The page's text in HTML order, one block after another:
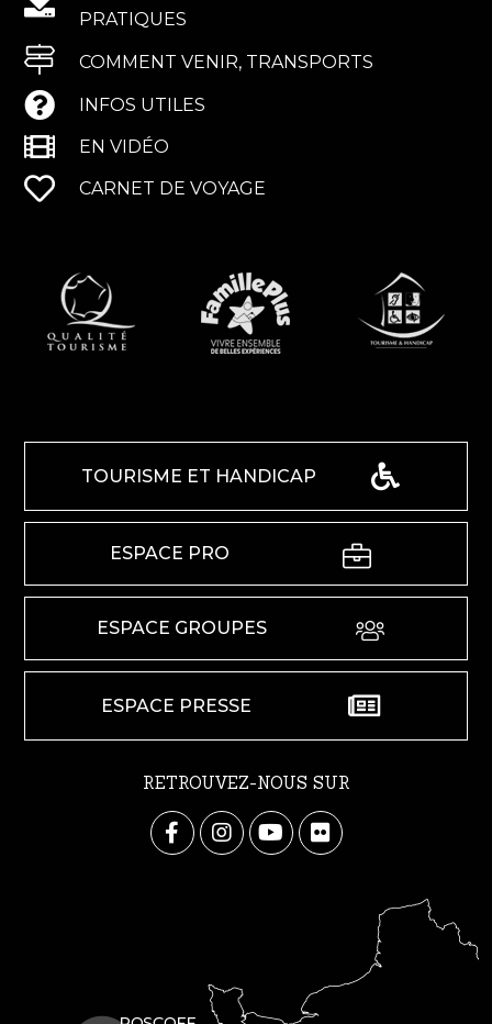
PRATIQUES
COMMENT VENIR, TRANSPORTS
INFOS UTILES
EN VIDÉO
CARNET DE VOYAGE
TOURISME ET HANDICAP
ESPACE PRO
ESPACE GROUPES
ESPACE PRESSE
RETROUVEZ-NOUS SUR